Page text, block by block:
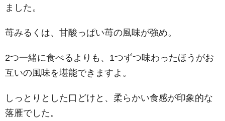
ました。
苺みるくは、甘酸っぱい苺の風味が強め。
2つ一緒に食べるよりも、1つずつ味わったほうがお
互いの風味を堪能できますよ。
しっとりとした口どけと、柔らかい食感が印象的な
落雁でした。